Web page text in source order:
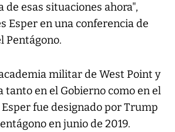
de esas situaciones ahora",
Esper en una conferencia de
Pentágono.
militar de West Point y
tanto en el Gobierno como en el
fue designado por Trump
en junio de 2019.